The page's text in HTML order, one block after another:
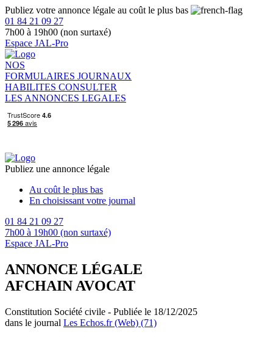
Publiez votre annonce légale au coût le plus bas
01 84 21 09 27
7h00 à 19h00 (non surtaxé)
Espace JAL-Pro
NOS
FORMULAIRES JOURNAUX
HABILITES CONSULTER
LES ANNONCES LEGALES
Publiez une annonce légale
Au coût le plus bas
En choisissant votre journal
01 84 21 09 27
7h00 à 19h00 (non surtaxé)
Espace JAL-Pro
ANNONCE LÉGALE
AFCHAIN AVOCAT
Constitution Société civile - Publiée le 18/12/2025
dans le journal Les Echos.fr (Web) (71)